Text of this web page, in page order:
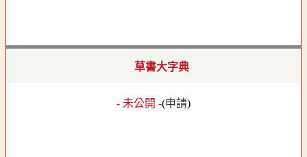
草書大字典
- 未公開 -(申請)